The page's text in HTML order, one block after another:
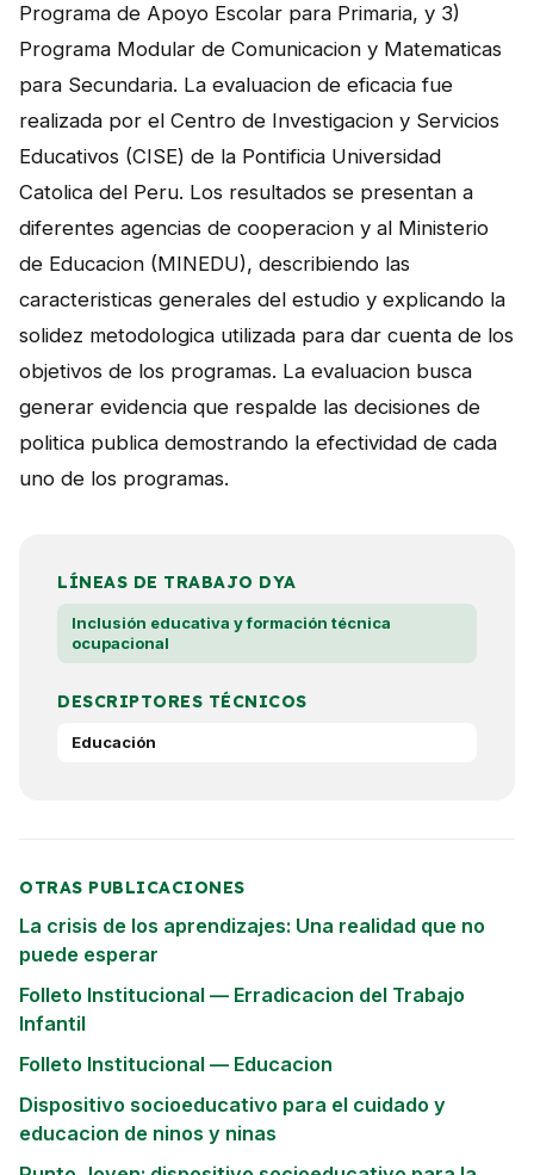
Programa de Apoyo Escolar para Primaria, y 3)
Programa Modular de Comunicacion y Matematicas
para Secundaria. La evaluacion de eficacia fue
realizada por el Centro de Investigacion y Servicios
Educativos (CISE) de la Pontificia Universidad
Catolica del Peru. Los resultados se presentan a
diferentes agencias de cooperacion y al Ministerio
de Educacion (MINEDU), describiendo las
caracteristicas generales del estudio y explicando la
solidez metodologica utilizada para dar cuenta de los
objetivos de los programas. La evaluacion busca
generar evidencia que respalde las decisiones de
politica publica demostrando la efectividad de cada
uno de los programas.
LÍNEAS DE TRABAJO DYA
Inclusión educativa y formación técnica
ocupacional
DESCRIPTORES TÉCNICOS
Educación
OTRAS PUBLICACIONES
La crisis de los aprendizajes: Una realidad que no
puede esperar
Folleto Institucional — Erradicacion del Trabajo
Infantil
Folleto Institucional — Educacion
Dispositivo socioeducativo para el cuidado y
educacion de ninos y ninas